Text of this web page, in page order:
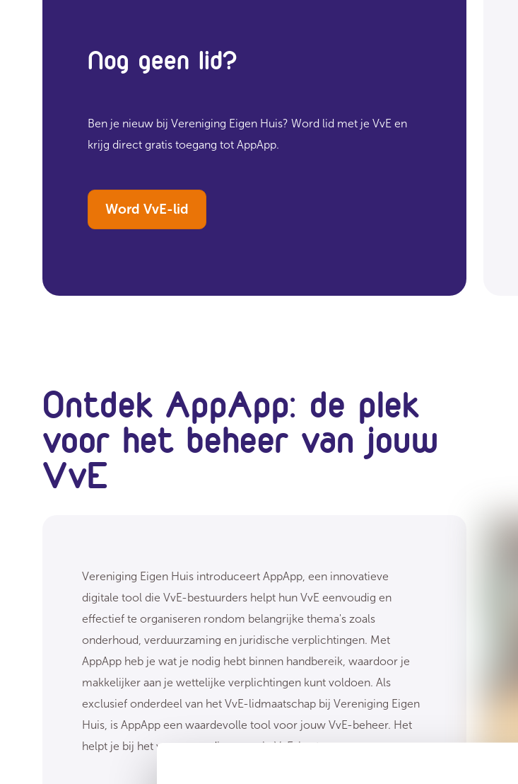
Nog geen lid?
Ben je nieuw bij Vereniging Eigen Huis? Word lid met je VvE en
krijg direct gratis toegang tot AppApp.
Word VvE-lid
Ontdek AppApp: de plek
voor het beheer van jouw
VvE
Vereniging Eigen Huis introduceert AppApp, een innovatieve
digitale tool die VvE-bestuurders helpt hun VvE eenvoudig en
effectief te organiseren rondom belangrijke thema's zoals
onderhoud, verduurzaming en juridische verplichtingen. Met
AppApp heb je wat je nodig hebt binnen handbereik, waardoor je
makkelijker aan je wettelijke verplichtingen kunt voldoen. Als
exclusief onderdeel van het VvE-lidmaatschap bij Vereniging Eigen
Huis, is AppApp een waardevolle tool voor jouw VvE-beheer. Het
helpt je bij het vereenvoudigen van je VvE-bestuur.